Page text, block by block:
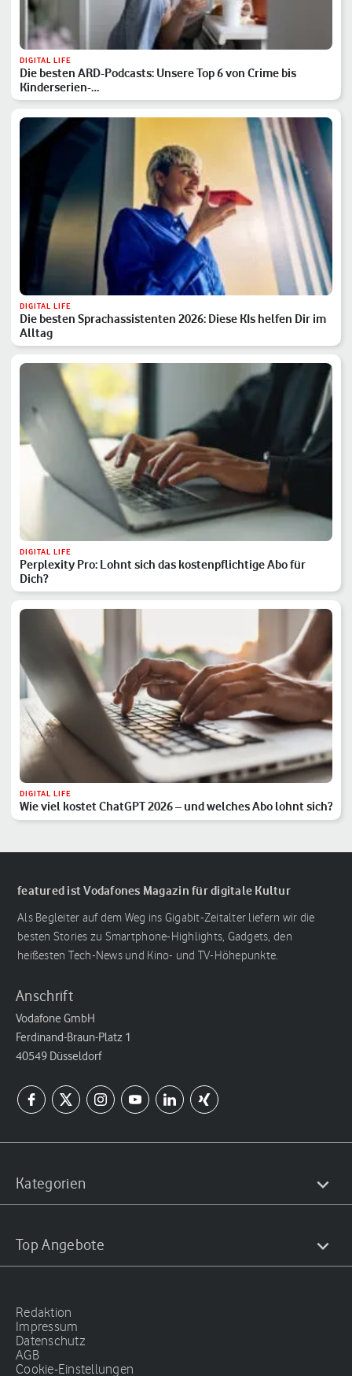
DIGITAL LIFE
Die besten ARD-Podcasts: Unsere Top 6 von Crime bis
Kinderserien-…
DIGITAL LIFE
Die besten Sprachassistenten 2026: Diese KIs helfen Dir im
Alltag
DIGITAL LIFE
Perplexity Pro: Lohnt sich das kostenpflichtige Abo für
Dich?
DIGITAL LIFE
Wie viel kostet ChatGPT 2026 – und welches Abo lohnt sich?
featured ist Vodafones Magazin für digitale Kultur
Als Begleiter auf dem Weg ins Gigabit-Zeitalter liefern wir die
besten Stories zu Smartphone-Highlights, Gadgets, den
heißesten Tech-News und Kino- und TV-Höhepunkte.
Anschrift
Vodafone GmbH
Ferdinand-Braun-Platz 1
40549 Düsseldorf
Kategorien
Top Angebote
Redaktion
Impressum
Datenschutz
AGB
Cookie-Einstellungen